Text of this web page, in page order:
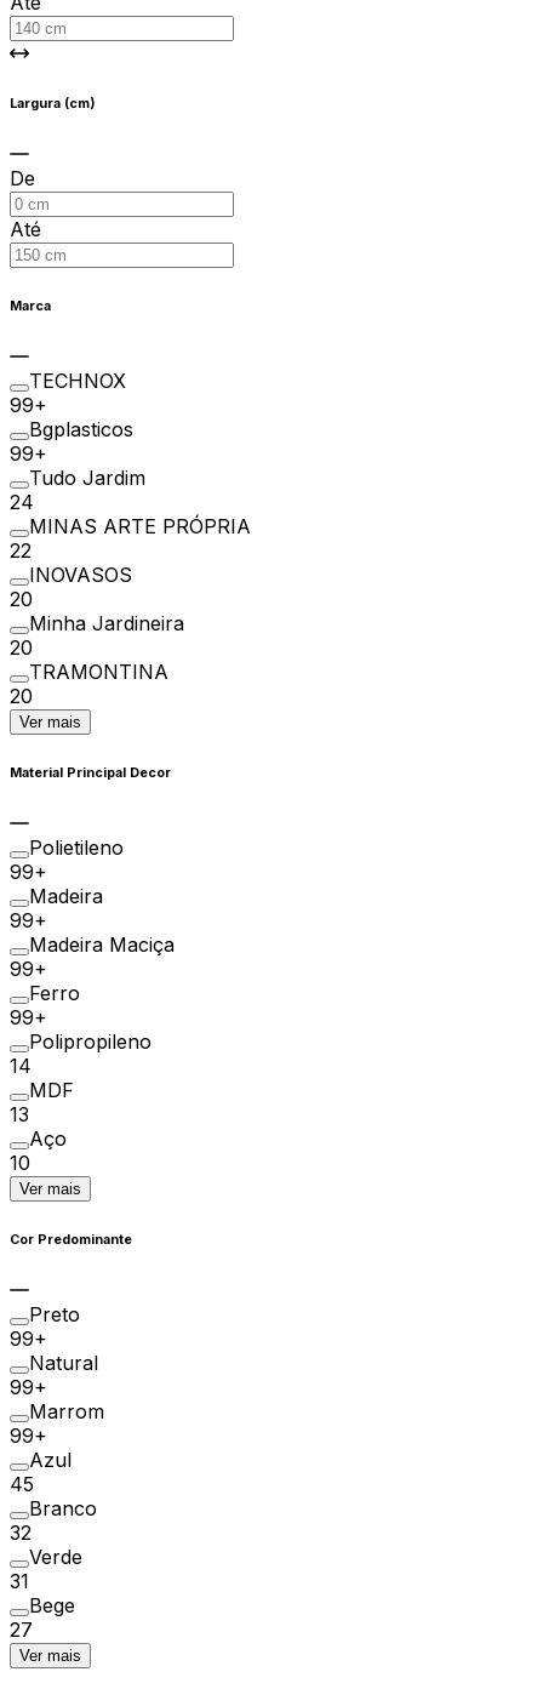
Largura (cm)
De
Até
Marca
TECHNOX
99+
Bgplasticos
99+
Tudo Jardim
24
MINAS ARTE PRÓPRIA
22
INOVASOS
20
Minha Jardineira
20
TRAMONTINA
20
Ver mais
Material Principal Decor
Polietileno
99+
Madeira
99+
Madeira Maciça
99+
Ferro
99+
Polipropileno
14
MDF
13
Aço
10
Ver mais
Cor Predominante
Preto
99+
Natural
99+
Marrom
99+
Azul
45
Branco
32
Verde
31
Bege
27
Ver mais